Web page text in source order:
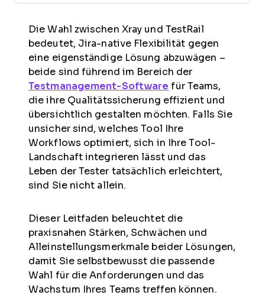
Die Wahl zwischen Xray und TestRail
bedeutet, Jira-native Flexibilität gegen
eine eigenständige Lösung abzuwägen –
beide sind führend im Bereich der
Testmanagement-Software für Teams,
die ihre Qualitätssicherung effizient und
übersichtlich gestalten möchten. Falls Sie
unsicher sind, welches Tool Ihre
Workflows optimiert, sich in Ihre Tool-
Landschaft integrieren lässt und das
Leben der Tester tatsächlich erleichtert,
sind Sie nicht allein.
Dieser Leitfaden beleuchtet die
praxisnahen Stärken, Schwächen und
Alleinstellungsmerkmale beider Lösungen,
damit Sie selbstbewusst die passende
Wahl für die Anforderungen und das
Wachstum Ihres Teams treffen können.